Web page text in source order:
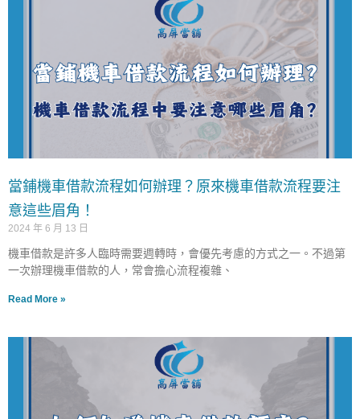
當鋪機車借款流程如何辦理？原來機車借款流程要注
意這些眉角！
2024 年 6 月 13 日
機車借款是許多人臨時需要週轉時，會優先考慮的方式之一。不過第
一次辦理機車借款的人，常會擔心流程複雜、
Read More »